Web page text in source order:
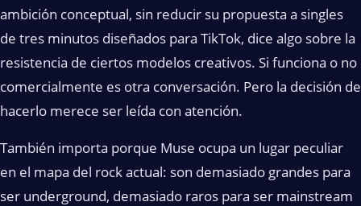
ambición conceptual, sin reducir su propuesta a singles
de tres minutos diseñados para TikTok, dice algo sobre la
resistencia de ciertos modelos creativos. Si funciona o no
comercialmente es otra conversación. Pero la decisión de
hacerlo merece ser leída con atención.
También importa porque Muse ocupa un lugar peculiar
en el mapa del rock actual: son demasiado grandes para
ser underground, demasiado raros para ser mainstream